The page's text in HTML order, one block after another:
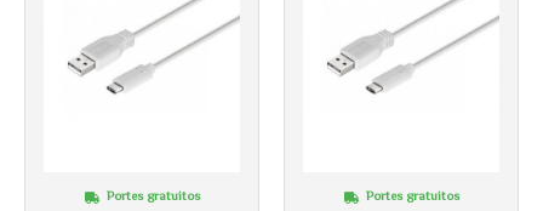
Portes gratuitos Portes gratuitos